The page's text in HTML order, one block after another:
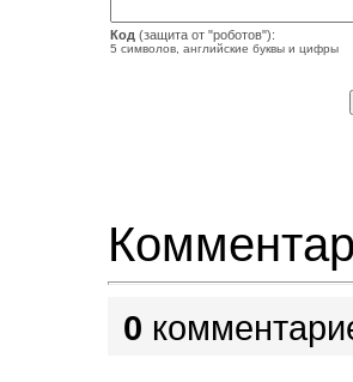
Код (защита от "роботов"):
5 символов, английские буквы и цифры
0